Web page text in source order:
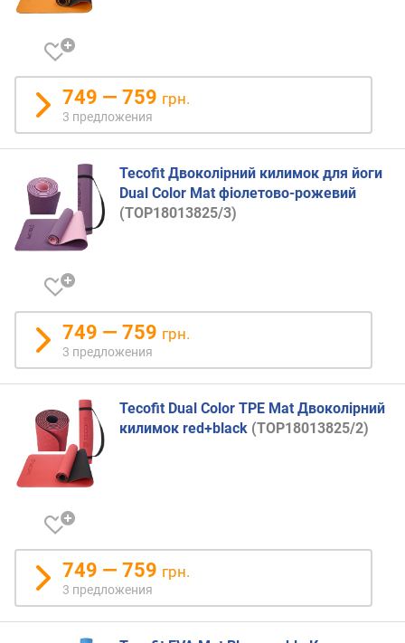
749 — 759 грн.
3 предложения
Tecofit Двоколірний килимок для йоги
Dual Color Mat фіолетово-рожевий
(TOP18013825/3)
749 — 759 грн.
3 предложения
Tecofit Dual Color TPE Mat Двоколірний
килимок red+black (TOP18013825/2)
749 — 759 грн.
3 предложения